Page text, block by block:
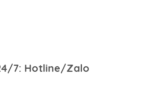
7: Hotline/Zalo